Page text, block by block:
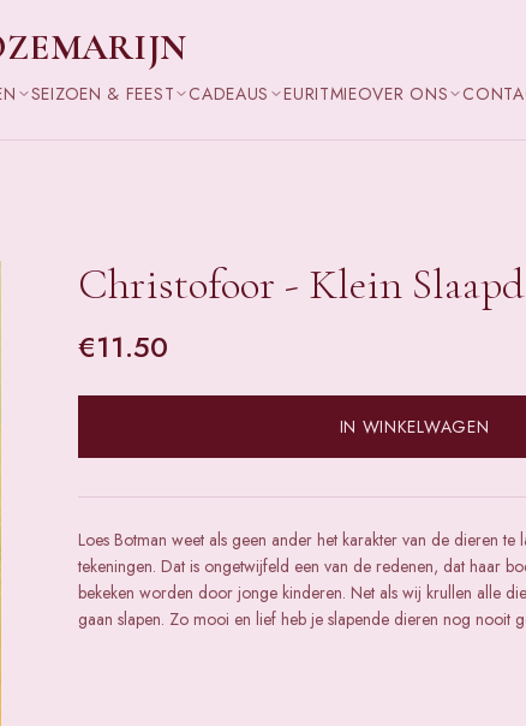
SEIZOEN & FEEST CADEAUS EURITMIEOVER ONS
Christofoor - Klein
€11.50
IN WINKELWAGEN
Loes Botman weet als geen ander het karakter van de dieren te
tekeningen. Dat is ongetwijfeld een van de redenen, dat haar
bekeken worden door jonge kinderen. Net als wij krullen alle
gaan slapen. Zo mooi en lief heb je slapende dieren nog nooit